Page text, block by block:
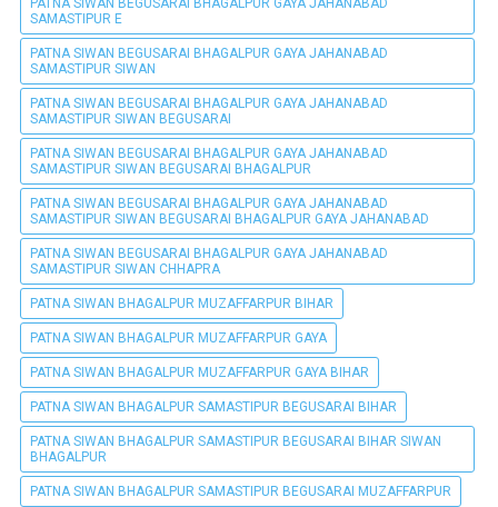
PATNA SIWAN BEGUSARAI BHAGALPUR GAYA JAHANABAD
SAMASTIPUR E
PATNA SIWAN BEGUSARAI BHAGALPUR GAYA JAHANABAD
SAMASTIPUR SIWAN
PATNA SIWAN BEGUSARAI BHAGALPUR GAYA JAHANABAD
SAMASTIPUR SIWAN BEGUSARAI
PATNA SIWAN BEGUSARAI BHAGALPUR GAYA JAHANABAD
SAMASTIPUR SIWAN BEGUSARAI BHAGALPUR
PATNA SIWAN BEGUSARAI BHAGALPUR GAYA JAHANABAD
SAMASTIPUR SIWAN BEGUSARAI BHAGALPUR GAYA JAHANABAD
PATNA SIWAN BEGUSARAI BHAGALPUR GAYA JAHANABAD
SAMASTIPUR SIWAN CHHAPRA
PATNA SIWAN BHAGALPUR MUZAFFARPUR BIHAR
PATNA SIWAN BHAGALPUR MUZAFFARPUR GAYA
PATNA SIWAN BHAGALPUR MUZAFFARPUR GAYA BIHAR
PATNA SIWAN BHAGALPUR SAMASTIPUR BEGUSARAI BIHAR
PATNA SIWAN BHAGALPUR SAMASTIPUR BEGUSARAI BIHAR SIWAN
BHAGALPUR
PATNA SIWAN BHAGALPUR SAMASTIPUR BEGUSARAI MUZAFFARPUR